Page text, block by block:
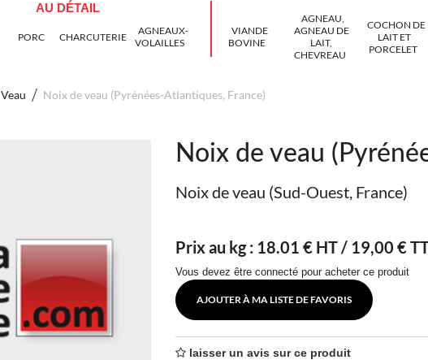
AU DÉTAIL
PORC CHARCUTERIE
AGNEAUX-
VOLAILLES
VIANDE
BOVINE
AGNEAU,
AGNEAU DE
LAIT,
CHEVREAU
COCHON DE
LAIT ET
PORCELET
Veau Noix de veau (Pyrénées-Atlantiques, France)
Noix de veau
Noix de veau (Sud-Ouest, France)
Prix au kg : 18.01 € HT / 19,00 €
Vous devez être connecté pour acheter ce produit
AJOUTER À MA LISTE DE FAVORIS
laisser un avis sur ce produit